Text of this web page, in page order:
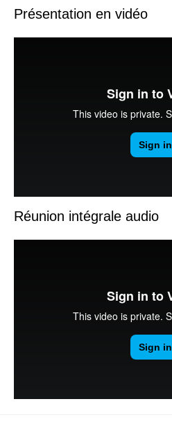
Présentation en vidéo
Réunion intégrale audio